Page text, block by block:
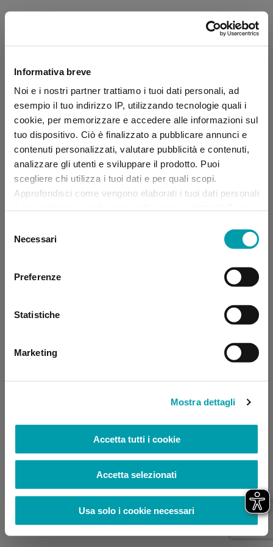
Informativa breve
Noi e i nostri partner trattiamo i tuoi dati personali, ad
esempio il tuo indirizzo IP, utilizzando tecnologie quali i
cookie, per memorizzare e accedere alle informazioni sul
tuo dispositivo. Ciò è finalizzato a pubblicare annunci e
contenuti personalizzati, valutare pubblicità e contenuti,
analizzare gli utenti e sviluppare il prodotto. Puoi
scegliere chi utilizza i tuoi dati e per quali scopi.
Approfondisci come vengono elaborati i tuoi dati personali
momento dalla Dichiarazione sui “
delNecessari
Preferenze
Statistiche
Marketing
Mostra dettagli
Accetta tutti i cookie
Accetta selezionati
Usa solo i cookie necessari
Application error: a client-side exception has occurred (see the
browser console for more information)